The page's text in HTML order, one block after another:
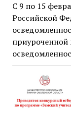
С 9 по 15
Российской